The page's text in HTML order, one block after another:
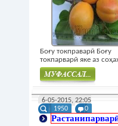
Боғу токправарӣ Боғу
токпарварӣ яке аз
Муфасал
6-05-2015, 22:05
1950
0